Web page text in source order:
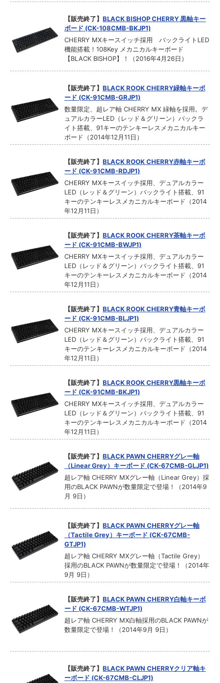
【販売終了】BLACK BISHOP CHERRY 黒軸キー
ボード (CK-108CMB-BKJP1)
CHERRY MXキースイッチ採用 バックライトLED
機能搭載！108Key メカニカルキーボード
【BLACK BISHOP】！（2016年4月26日）
【販売終了】BLACK ROOK CHERRY緑軸キーボ
ード (CK-91CMB-GRJP1)
数量限定、超レア軸 CHERRY MX 緑軸を採用。デ
ュアルカラーLED（レッド＆グリーン）バックラ
イト搭載、91キーのテンキーレスメカニカルキー
ボード（2014年12月11日）
【販売終了】BLACK ROOK CHERRY赤軸キーボ
ード (CK-91CMB-RDJP1)
CHERRY MXキースイッチ採用、デュアルカラー
LED（レッド＆グリーン）バックライト搭載、91
キーのテンキーレスメカニカルキーボード（2014
年12月11日）
【販売終了】BLACK ROOK CHERRY茶軸キーボ
ード (CK-91CMB-BWJP1)
CHERRY MXキースイッチ採用、デュアルカラー
LED（レッド＆グリーン）バックライト搭載、91
キーのテンキーレスメカニカルキーボード（2014
年12月11日）
【販売終了】BLACK ROOK CHERRY青軸キーボ
ード (CK-91CMB-BLJP1)
CHERRY MXキースイッチ採用、デュアルカラー
LED（レッド＆グリーン）バックライト搭載、91
キーのテンキーレスメカニカルキーボード（2014
年12月11日）
【販売終了】BLACK ROOK CHERRY黒軸キーボ
ード (CK-91CMB-BKJP1)
CHERRY MXキースイッチ採用、デュアルカラー
LED（レッド＆グリーン）バックライト搭載、91
キーのテンキーレスメカニカルキーボード（2014
年12月11日）
【販売終了】BLACK PAWN CHERRYグレー軸
（Linear Grey）キーボード (CK-67CMB-GLJP1)
超レア軸 CHERRY MXグレー軸（Linear Grey）採
用のBLACK PAWNが数量限定で登場！（2014年9
月 9日）
【販売終了】BLACK PAWN CHERRYグレー軸
（Tactile Grey）キーボード (CK-67CMB-
GTJP1)
超レア軸 CHERRY MXグレー軸（Tactile Grey）
採用のBLACK PAWNが数量限定で登場！（2014年
9月 9日）
【販売終了】BLACK PAWN CHERRY白軸キーボ
ード (CK-67CMB-WTJP1)
超レア軸 CHERRY MX白軸採用のBLACK PAWNが
数量限定で登場！（2014年9月 9日）
【販売終了】BLACK PAWN CHERRYクリア軸キ
ーボード (CK-67CMB-CLJP1)